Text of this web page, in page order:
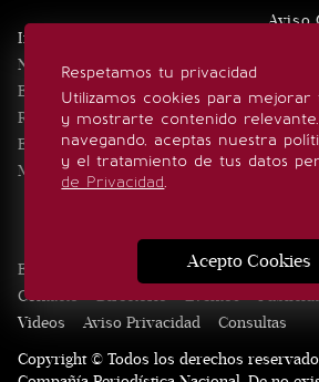
Respetamos tu privacidad
Utilizamos cookies para mejorar
y mostrarte contenido
navegando, aceptas nuestra
y el tratamiento de tus datos
de Privacidad.
Acepto Cookies
Inicio
Noticias
Eventos
Realeza
Estilo de vida
Minuto x Minuto
Aviso
Edición Impresa Noticias Quiénes
Contacto
Directorio Eventos
Videos
Aviso Privacidad
Consultas
Copyright © Todos los derechos